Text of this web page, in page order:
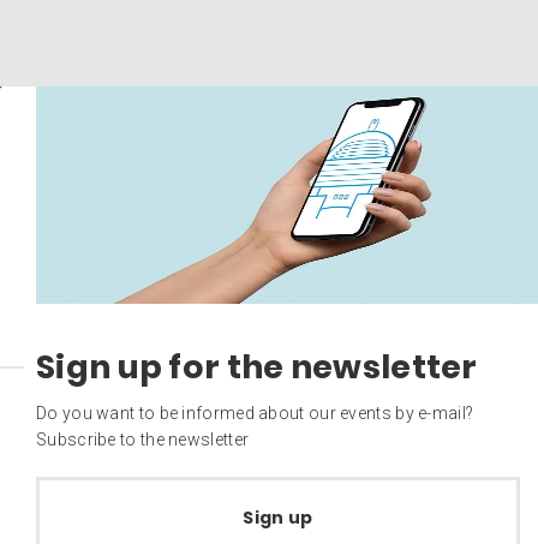
Sign up for the newsletter
Do you want to be informed about our events by e-mail?
Subscribe to the newsletter
Sign up